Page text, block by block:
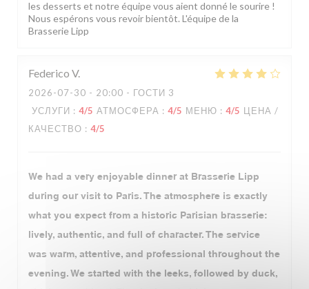
les desserts et notre équipe vous aient donné le sourire !
Nous espérons vous revoir bientôt. L'équipe de la
Brasserie Lipp
Federico V
2026-07-30 - 20:00 - ГОСТИ 3
УСЛУГИ : 4/5 АТМОСФЕРА : 4/5 МЕНЮ : 4/5 ЦЕНА /
КАЧЕСТВО : 4/5
We had a very enjoyable dinner at Brasserie Lipp
during our visit to Paris. The atmosphere is exactly
what you expect from a historic Parisian brasserie:
lively, authentic, and full of character. The service
was warm, attentive, and professional throughout the
evening. We started with the leeks, followed by duck,